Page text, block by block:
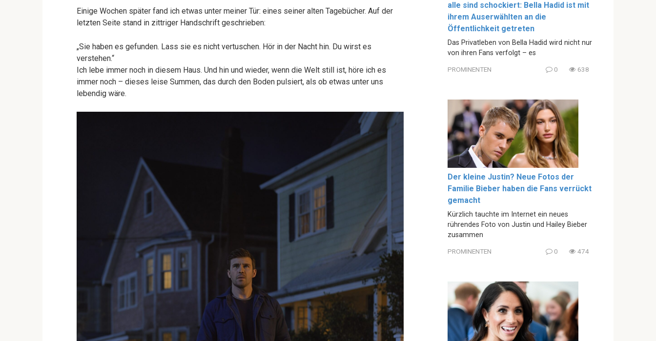
Einige Wochen später fand ich etwas unter meiner Tür: eines seiner alten Tagebücher. Auf der
letzten Seite stand in zittriger Handschrift geschrieben:
„Sie haben es gefunden. Lass sie es nicht vertuschen. Hör in der Nacht hin. Du wirst es
verstehen.“
Ich lebe immer noch in diesem Haus. Und hin und wieder, wenn die Welt still ist, höre ich es
immer noch – dieses leise Summen, das durch den Boden pulsiert, als ob etwas unter uns
lebendig wäre.
alle sind schockiert: Bella Hadid ist mit
ihrem Auserwählten an die
Öffentlichkeit getreten
Das Privatleben von Bella Hadid wird nicht nur
von ihren Fans verfolgt – es
PROMINENTEN 0 638
Der kleine Justin? Neue Fotos der
Familie Bieber haben die Fans verrückt
gemacht
Kürzlich tauchte im Internet ein neues
rührendes Foto von Justin und Hailey Bieber
zusammen
PROMINENTEN 0 474